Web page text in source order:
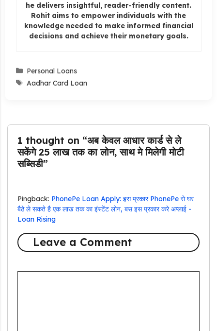
he delivers insightful, reader-friendly content.
Rohit aims to empower individuals with the
knowledge needed to make informed financial
decisions and achieve their monetary goals.
Categories
Personal Loans
Tags
Aadhar Card Loan
1 thought on “अब केवल आधार कार्ड से ले
सकेंगे 25 लाख तक का लोन, साथ मे मिलेगी मोटी
सब्सिडी”
Pingback: PhonePe Loan Apply: इस प्रकार PhonePe से घर
बैठे ले सकते है एक लाख तक का इंस्टेंट लोन, बस इस प्रकार करे अप्लाई -
Loan Rising
Leave a Comment